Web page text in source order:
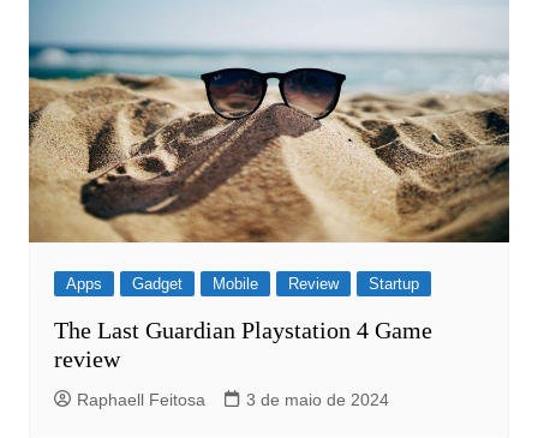
Apps Gadget Mobile Review Startup
The Last Guardian Playstation 4 Game
review
Raphaell Feitosa 3 de maio de 2024